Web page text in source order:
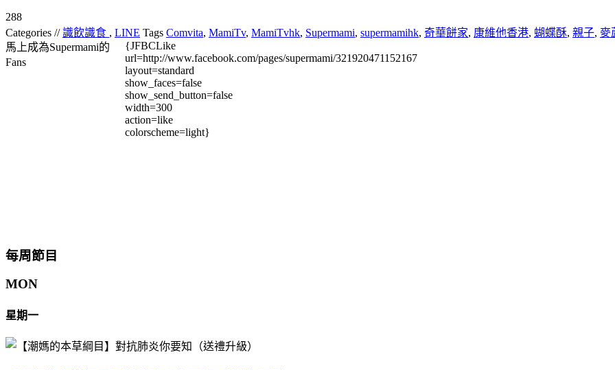
288
Categories //識飲識食 , LINE Tags Comvita, MamiTv, MamiTvhk, Supermami, supermamihk, 奇華餅家, 康維他香港, 蝴蝶酥, 親子, 麥
馬上成為Supermami的
Fans
{JFBCLike
url=http://www.facebook.com/pages/supermami/321920471152167
layout=standard
show_faces=false
show_send_button=false
width=300
action=like
colorscheme=light}
每周節目
MON
星期一